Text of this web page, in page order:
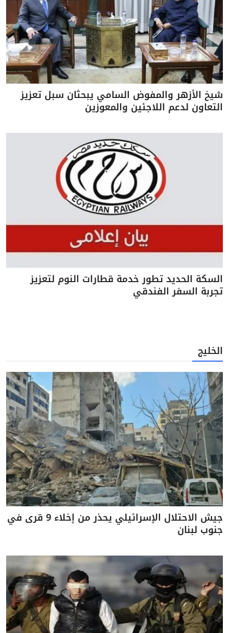
شيخ الأزهر والمفوض السامي يبحثان سبل تعزيز
التعاون لدعم اللاجئين والمعوزين
السكة الحديد تطور خدمة قطارات النوم لتعزيز
تجربة السفر الفندقي
الخليج
جيش الاحتلال الإسرائيلي يحذر من إخلاء 9 قرى في
جنوب لبنان